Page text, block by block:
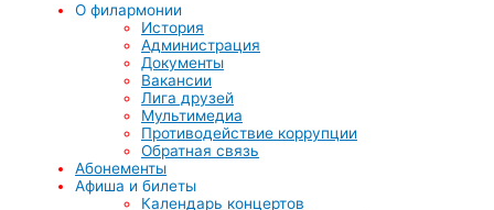
О филармонии
История
Администрация
Документы
Вакансии
Лига друзей
Мультимедиа
Противодействие коррупции
Обратная связь
Абонементы
Афиша и билеты
Календарь концертов